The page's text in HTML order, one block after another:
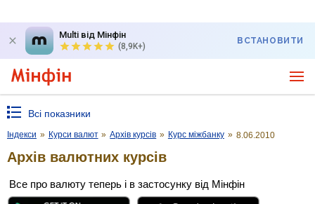
Multi від Мінфін
(8,9K+)
ВСТАНОВИТИ
Всі показники
Індекси » Курси валют » Архів курсів » Курс міжбанку » 8.06.2010
Архів валютних курсів
Все про валюту теперь і в застосунку від Мінфін